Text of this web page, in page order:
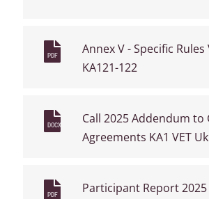
PDF
Annex V - Specific Rules
KA121-122
DOCX
Call 2025 Addendum to
Agreements KA1 VET
PDF Participant Report 2025